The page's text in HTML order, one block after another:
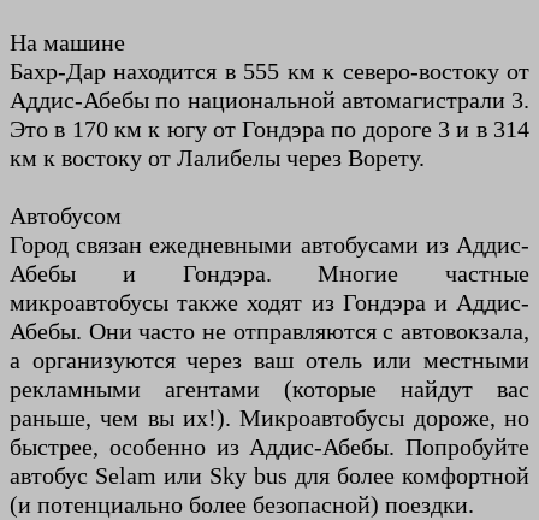
На машине
Бахр-Дар находится в 555 км к северо-востоку от
Аддис-Абебы по национальной автомагистрали 3.
Это в 170 км к югу от Гондэра по дороге 3 и в 314
км к востоку от Лалибелы через Ворету.
Автобусом
Город связан ежедневными автобусами из Аддис-
Абебы и Гондэра. Многие частные
микроавтобусы также ходят из Гондэра и Аддис-
Абебы. Они часто не отправляются с автовокзала,
а организуются через ваш отель или местными
рекламными агентами (которые найдут вас
раньше, чем вы их!). Микроавтобусы дороже, но
быстрее, особенно из Аддис-Абебы. Попробуйте
автобус Selam или Sky bus для более комфортной
(и потенциально более безопасной) поездки.